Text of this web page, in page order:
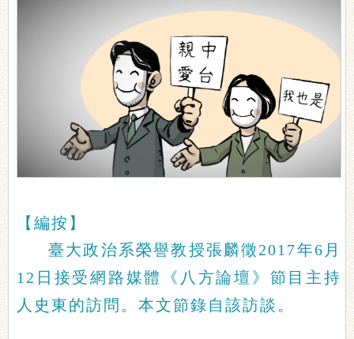
【編按】
臺大政治系榮譽教授張麟徵2017年6月
12日接受網路媒體《八方論壇》節目主持
人史東的訪問。本文節錄自該訪談。